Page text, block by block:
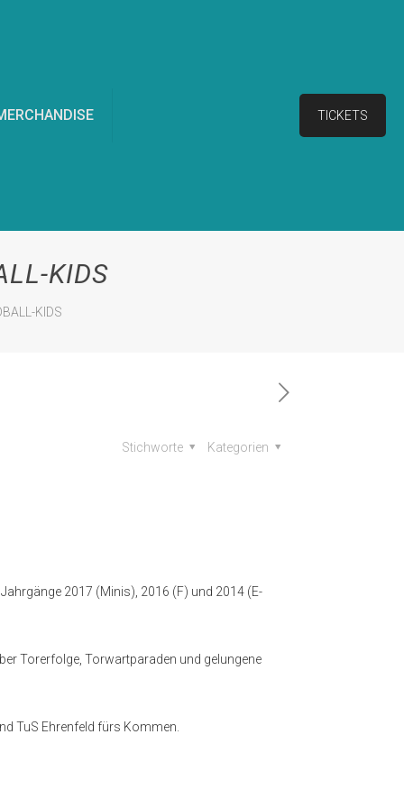
TICKETS
KIDS
KIDS
Kategorien
Stichworte
2017 (Minis), 2016 (F) und 2014 (E-
Torerfolge, Torwartparaden und gelungene
TuS Ehrenfeld fürs Kommen.